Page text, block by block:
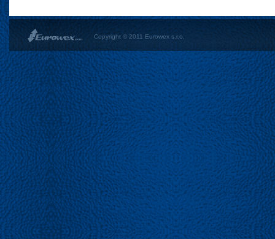
Copyright © 2011 Eurowex s.r.o.